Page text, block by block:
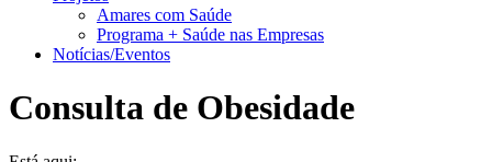
Amares com Saúde
Programa + Saúde nas Empresas
Notícias/Eventos
Consulta de Obesidade